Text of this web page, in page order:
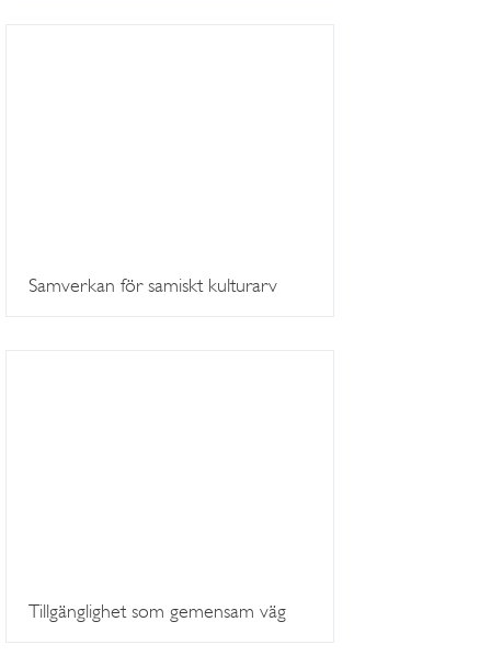
Samverkan för samiskt kulturarv
Tillgänglighet som gemensam väg